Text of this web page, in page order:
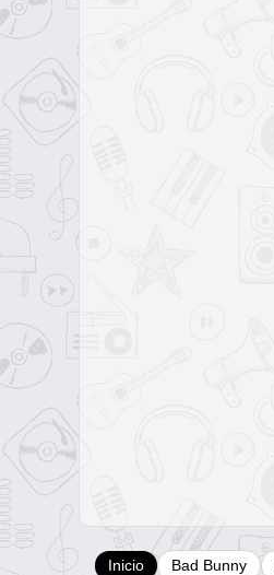
Inicio Bad Bunny